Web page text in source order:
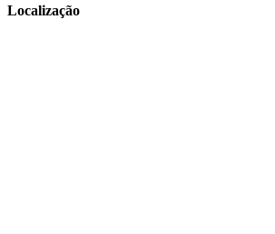
Localização